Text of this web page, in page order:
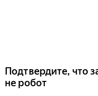
Подтвердите, что
не робот